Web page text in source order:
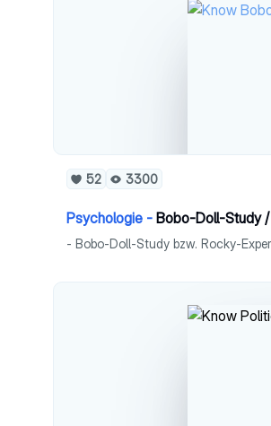
52 3300
Psychologie - Bobo-Doll-Study